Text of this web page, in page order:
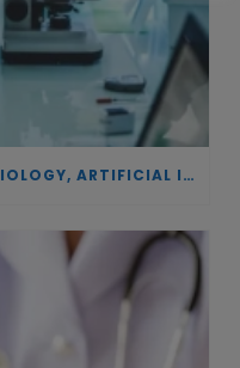
THE UNION OF SYNTHETIC BIOLOGY, ARTIFICIAL INTELLIGENCE, AND AUTOMATION DRIVES NEW BIOFUELS, PROTEINS, AND GENE THERAPIES